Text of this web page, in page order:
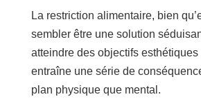
La restriction alimentaire, bien
sembler être une solution
atteindre des objectifs esthétiques
entraîne une série de
plan physique que mental.